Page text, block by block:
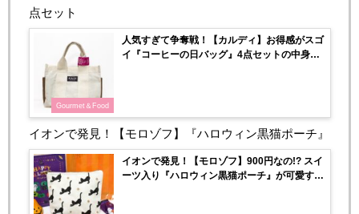
点セット
Gourmet＆Food
人気すぎて争奪戦！【カルディ】お得感がスゴ
イ『コーヒーの日バッグ』4点セットの中身を
イオンで発見！【モロゾフ】『ハロウィン黒猫ポーチ』
イオンで発見！【モロゾフ】900円なの!? スイ
ーツ入り『ハロウィン黒猫ポーチ』が可愛すぎ